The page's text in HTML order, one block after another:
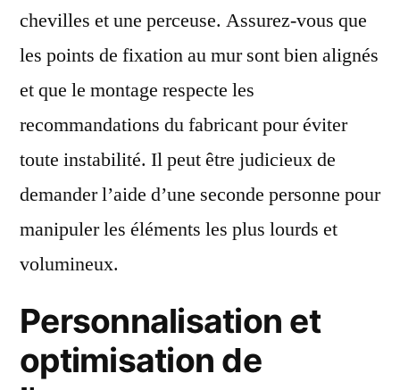
chevilles et une perceuse. Assurez-vous que
les points de fixation au mur sont bien alignés
et que le montage respecte les
recommandations du fabricant pour éviter
toute instabilité. Il peut être judicieux de
demander l’aide d’une seconde personne pour
manipuler les éléments les plus lourds et
volumineux.
Personnalisation et
optimisation de